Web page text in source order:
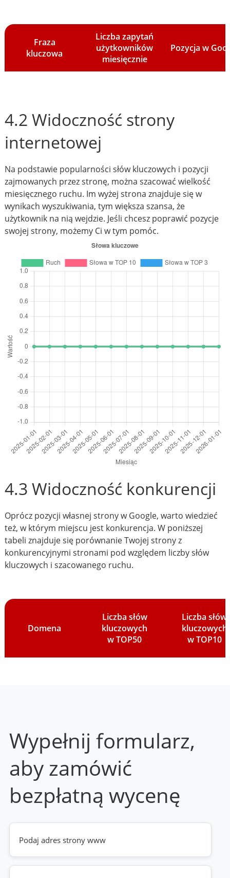
Fraza
kluczowa
Liczba zapytań
użytkowników
miesięcznie
Pozycja w
4.2 Widoczność strony
internetowej
Na podstawie popularności słów kluczowych i pozycji
zajmowanych przez stronę, można szacować wielkość
miesięcznego ruchu. Im wyżej strona znajduje się w
wynikach wyszukiwania, tym większa szansa, że
użytkownik na nią wejdzie. Jeśli chcesz poprawić pozycje
swojej strony, możemy Ci w tym pomóc.
4.3 Widoczność konkurencji
Oprócz pozycji własnej strony w Google, warto wiedzieć
też, w którym miejscu jest konkurencja. W poniższej
tabeli znajduje się porównanie Twojej strony z
konkurencyjnymi stronami pod względem liczby słów
kluczowych i szacowanego ruchu.
Domena
Liczba słów
kluczowych
w TOP50
Liczba słów
kluczowych
w TOP10
Wypełnij formularz,
aby zamówić
bezpłatną wycenę
Twoja
strona
www
(wymagane)
Telefon